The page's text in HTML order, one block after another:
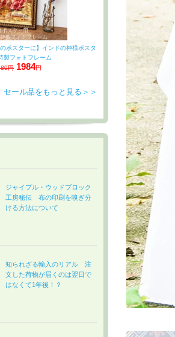
ポスターに】インドの神様ポスタ
製フォトフレーム
円 1984円
セール品をもっと見る＞＞
ジャイプル・ウッドブロック
工房秘伝 布の印刷を嗅ぎ分
ける方法について
知られざる輸入のリアル 注
文した荷物が届くのは翌日で
はなくて1年後！？